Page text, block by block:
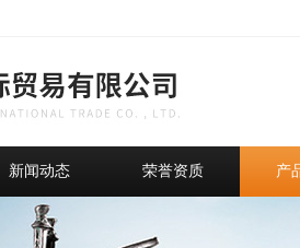
新闻动态 荣誉资质 产